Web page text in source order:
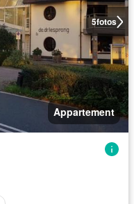
5fotos
Appartement